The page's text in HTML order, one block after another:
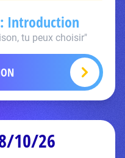
Introduction
tu peux choisir"
10/26